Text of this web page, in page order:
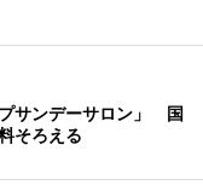
サンデーサロン」 国
そろえる